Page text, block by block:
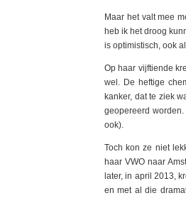
Maar het valt mee
heb ik het droog
is optimistisch, ook
Op haar vijftiende
wel. De heftige
kanker, dat te ziek
geopereerd
ook).
Toch kon ze niet
haar VWO naar
later, in april 2013,
en met al die